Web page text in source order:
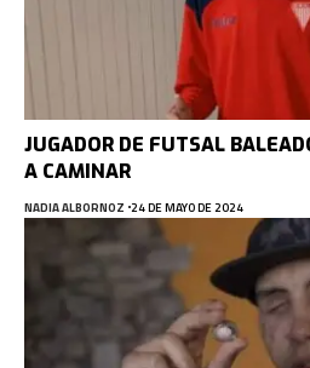
JUGADOR DE FUTSAL
A CAMINAR
NADIA ALBORNOZ 24 DE MAYO DE 2024